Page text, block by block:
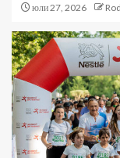
юли 27, 2026